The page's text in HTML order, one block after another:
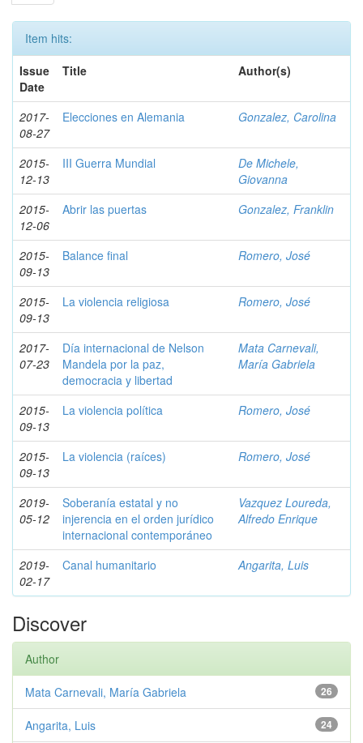
Item hits:
Issue
Date
Title Author(s)
2017-
08-27
Elecciones en Alemania Gonzalez, Carolina
2015-
12-13
III Guerra Mundial
De Michele,
Giovanna
2015-
12-06
Abrir las puertas Gonzalez, Franklin
2015-
09-13
Balance final Romero, José
2015-
09-13
La violencia religiosa Romero, José
2017-
07-23
Día internacional de Nelson
Mandela por la paz,
democracia y libertad
Mata Carnevali,
María Gabriela
2015-
09-13
La violencia política Romero, José
2015-
09-13
La violencia (raíces) Romero, José
2019-
05-12
Soberanía estatal y no
injerencia en el orden jurídico
internacional contemporáneo
Vazquez Loureda,
Alfredo Enrique
2019-
02-17
Canal humanitario Angarita, Luis
Discover
Author
26
Mata Carnevali, María Gabriela
24
Angarita, Luis